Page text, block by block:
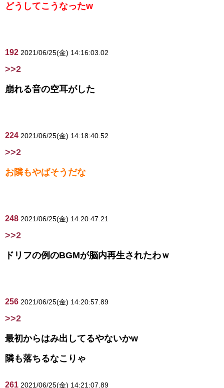
どうしてこうなったw
192 2021/06/25(金) 14:16:03.02
>>2
崩れる音の空耳がした
224 2021/06/25(金) 14:18:40.52
>>2
お隣もやばそうだな
248 2021/06/25(金) 14:20:47.21
>>2
ドリフの例のBGMが脳内再生されたわｗ
256 2021/06/25(金) 14:20:57.89
>>2
最初からはみ出してるやないかw
隣も落ちるなこりゃ
261 2021/06/25(金) 14:21:07.89